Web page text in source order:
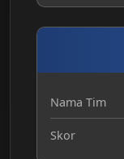
Nama Tim
Skor